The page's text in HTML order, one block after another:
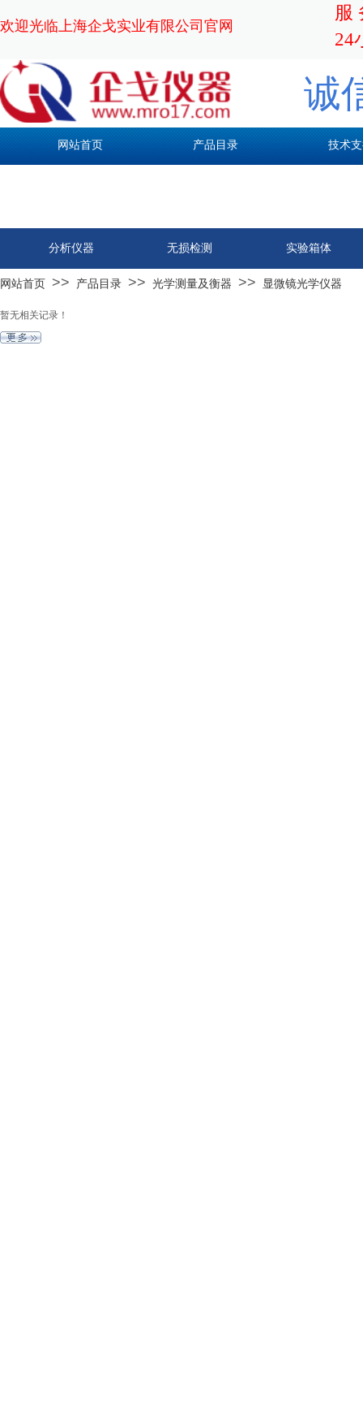
欢迎光临上海企戈实业有限公司官网
服
24
诚
网站首页 产品目录 技术
分析仪器 无损检测 实验箱体
网站首页 >> 产品目录 >> 光学测量及衡器 >> 显微镜光学仪器
暂无相关记录！